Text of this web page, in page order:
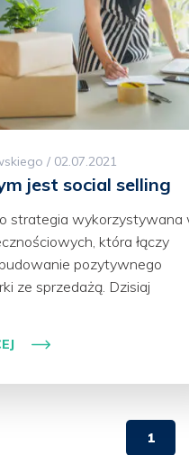
/ 02.07.2021
jest social selling
strategia wykorzystywana
która łączy
pozytywnego
ze sprzedażą. Dzisiaj
1